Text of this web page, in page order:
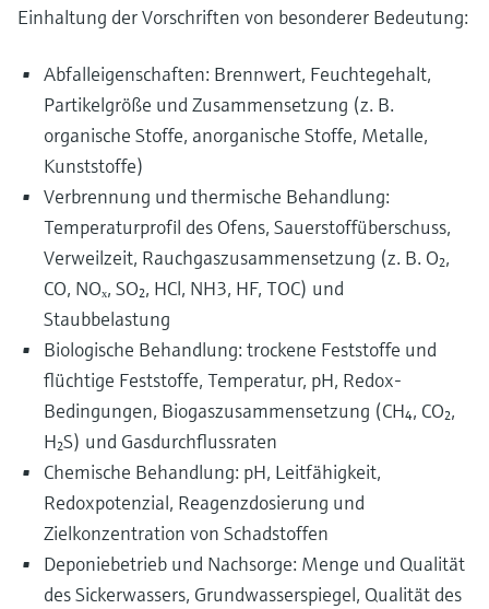
Einhaltung der Vorschriften von besonderer Bedeutung:
Abfalleigenschaften: Brennwert, Feuchtegehalt,
Partikelgröße und Zusammensetzung (z. B.
organische Stoffe, anorganische Stoffe, Metalle,
Kunststoffe)
Verbrennung und thermische Behandlung:
Temperaturprofil des Ofens, Sauerstoffüberschuss,
Verweilzeit, Rauchgaszusammensetzung (z. B. O₂,
CO, NOₓ, SO₂, HCl, NH3, HF, TOC) und
Staubbelastung
Biologische Behandlung: trockene Feststoffe und
flüchtige Feststoffe, Temperatur, pH, Redox-
Bedingungen, Biogaszusammensetzung (CH₄, CO₂,
H₂S) und Gasdurchflussraten
Chemische Behandlung: pH, Leitfähigkeit,
Redoxpotenzial, Reagenzdosierung und
Zielkonzentration von Schadstoffen
Deponiebetrieb und Nachsorge: Menge und Qualität
des Sickerwassers, Grundwasserspiegel, Qualität des